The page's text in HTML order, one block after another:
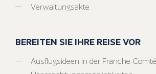
Verwaltungsakte
BEREITEN SIE IHRE REISE VOR
Ausflugsideen in der Franche-Comté